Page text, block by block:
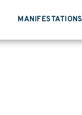
MANIFESTATIONS